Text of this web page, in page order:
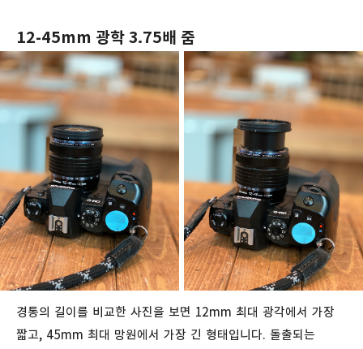
12-45mm 광학 3.75배 줌
경통의 길이를 비교한 사진을 보면 12mm 최대 광각에서 가장
짧고, 45mm 최대 망원에서 가장 긴 형태입니다. 돌출되는